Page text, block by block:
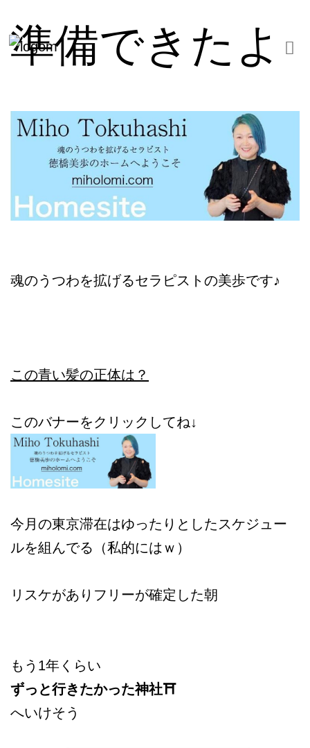
準備できたよ
魂のうつわを拡げるセラピストの美歩です♪
この青い髪の正体は？
このバナーをクリックしてね↓
今月の東京滞在はゆったりとしたスケジュー
ルを組んでる（私的にはｗ）
リスケがありフリーが確定した朝
もう1年くらい
ずっと行きたかった神社⛩️
へいけそう